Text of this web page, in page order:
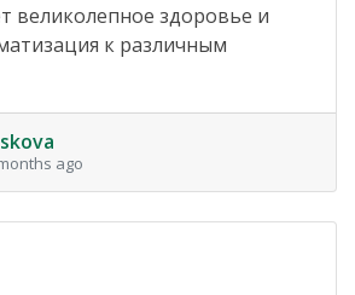
великолепное здоровье и
к различным
ago